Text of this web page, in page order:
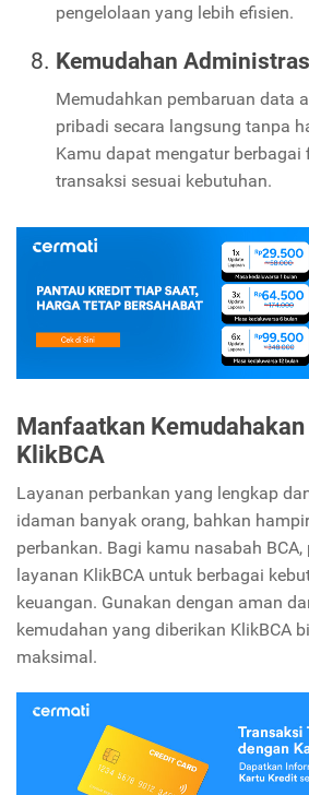
pengelolaan yang lebih efisien.
Kemudahan
Memudahkan pembaruan data
pribadi secara langsung tanpa
Kamu dapat mengatur berbagai
transaksi sesuai kebutuhan.
Manfaatkan
KlikBCA
Layanan perbankan yang lengkap
idaman banyak orang, bahkan
perbankan. Bagi kamu nasabah
layanan KlikBCA untuk berbagai
keuangan. Gunakan dengan aman
kemudahan yang diberikan KlikBCA
maksimal.